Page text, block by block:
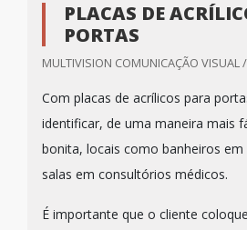
PLACAS DE
PORTAS
MULTIVISION COMUNICAÇÃO VISUAL
Com placas de acrílicos para
identificar, de uma maneira mais
bonita, locais como banheiros
salas em consultórios médicos.
É importante que o cliente